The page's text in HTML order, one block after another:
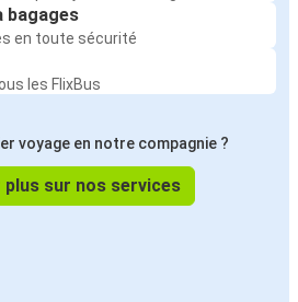
bagages
en toute sécurité
les FlixBus
voyage en notre compagnie ?
plus sur nos services